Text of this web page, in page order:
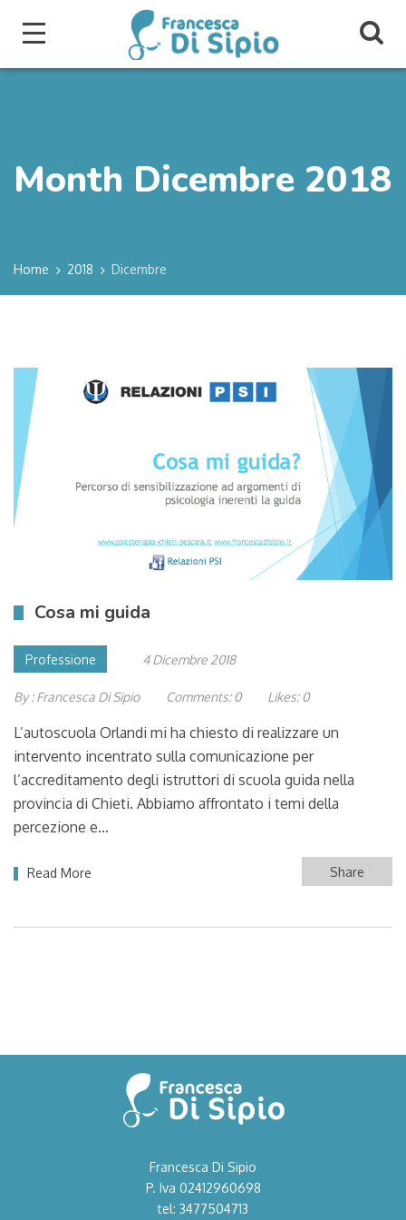
Month Dicembre 2018
Home 2018 Dicembre
Cosa mi guida
Professione 4 Dicembre 2018
By : Francesca Di Sipio Comments: 0 Likes: 0
L’autoscuola Orlandi mi ha chiesto di realizzare un
intervento incentrato sulla comunicazione per
l’accreditamento degli istruttori di scuola guida nella
provincia di Chieti. Abbiamo affrontato i temi della
percezione e…
Read More Share
Francesca Di Sipio
P. Iva 02412960698
tel: 3477504713